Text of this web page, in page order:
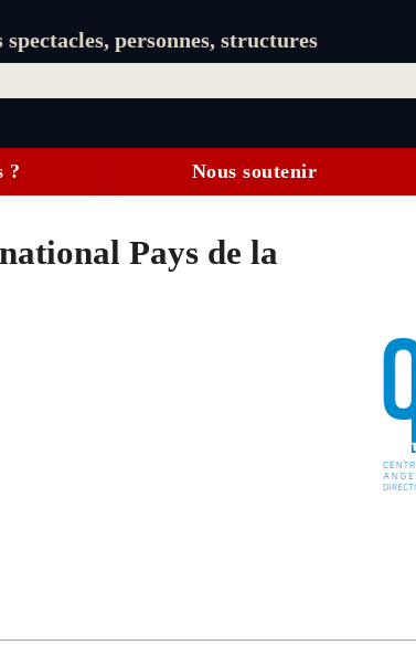
spectacles, personnes, structures
? Nous soutenir
Pays de la